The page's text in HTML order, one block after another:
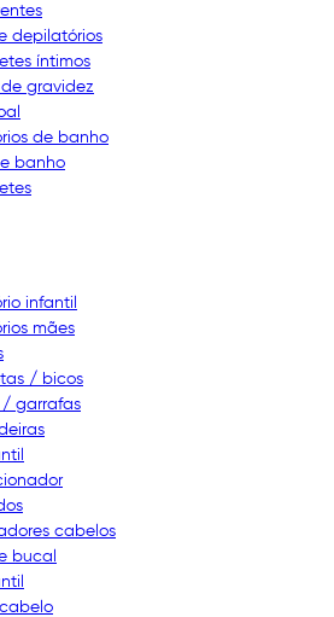
depilatórios
íntimos
de gravidez
de banho
banho
infantil
mães
/ bicos
/ garrafas
cabelos
bucal